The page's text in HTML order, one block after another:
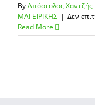
ByΑπόστολος Χαντζής
ΜΑΓΕΙΡΙΚΗΣ | Δεν
Read More